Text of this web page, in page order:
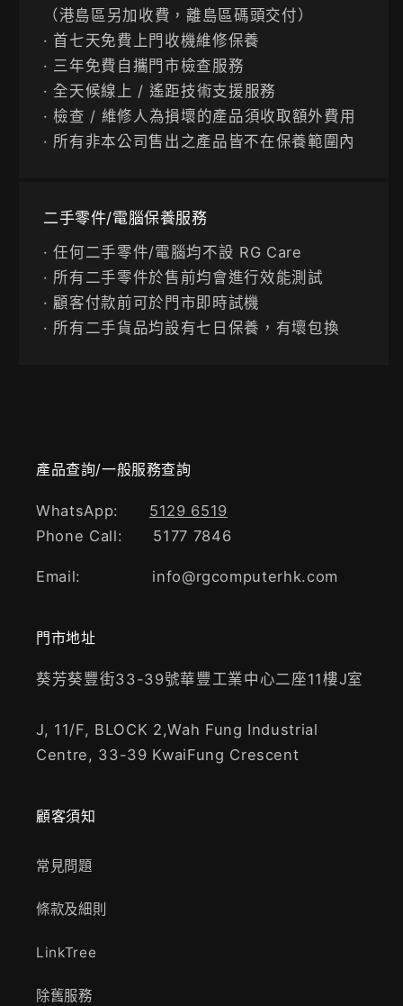
（港島區另加收費，離島區碼頭交付）
· 首七天免費上門收機維修保養
· 三年免費自攜門市檢查服務
· 全天候線上 / 遙距技術支援服務
· 檢查 / 維修人為損壞的產品須收取額外費用
· 所有非本公司售出之產品皆不在保養範圍內
二手零件/電腦保養服務
· 任何二手零件/電腦均不設 RG Care
· 所有二手零件於售前均會進行效能測試
· 顧客付款前可於門市即時試機
· 所有二手貨品均設有七日保養，有壞包換
產品查詢/一般服務查詢
WhatsApp: 5129 6519
Phone Call: 5177 7846
Email: info@rgcomputerhk.com
門市地址
葵芳葵豐街33-39號華豐工業中心二座11樓J室
J, 11/F, BLOCK 2,Wah Fung Industrial
Centre, 33-39 KwaiFung Crescent
顧客須知
常見問題
條款及細則
LinkTree
除舊服務